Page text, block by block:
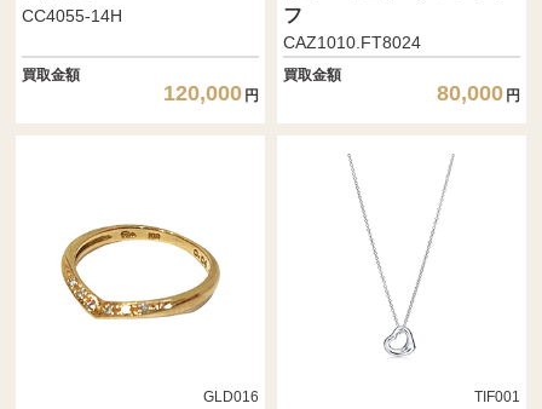
CC4055-14H
買取金額
120,000 円
フ
CAZ1010.FT8024
買取金額
80,000 円
GLD016 TIF001